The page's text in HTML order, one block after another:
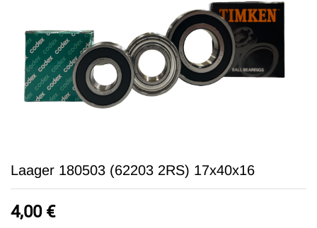
Laager 180503 (62203 2RS) 17x40x16
4,00 €